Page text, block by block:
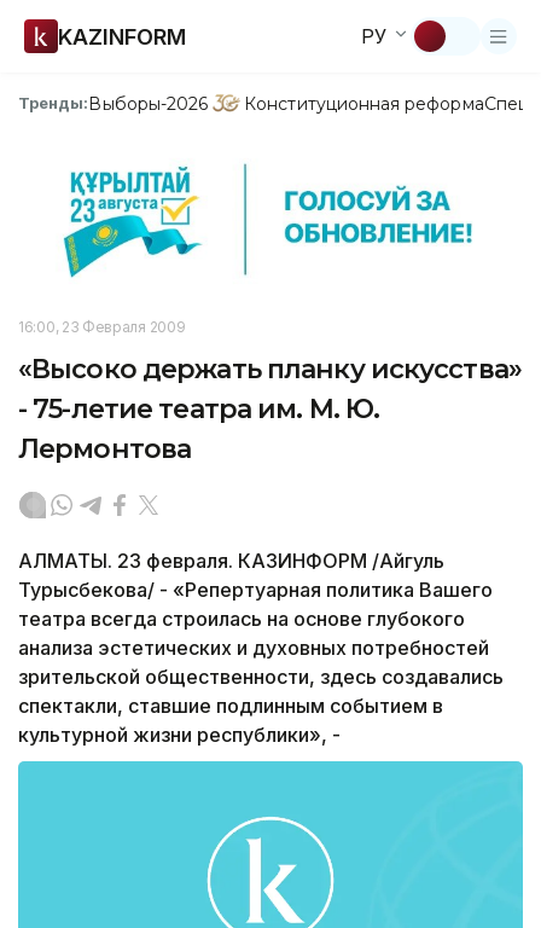
KAZINFORM РУ
Тренды:Выборы-2026 Конституционная реформа
16:00, 23 Февраля 2009
«Высоко держать планку искусства»
- 75-летие театра им. М. Ю.
Лермонтова
АЛМАТЫ. 23 февраля. КАЗИНФОРМ /Айгуль
Турысбекова/ - «Репертуарная политика Вашего
театра всегда строилась на основе глубокого
анализа эстетических и духовных потребностей
зрительской общественности, здесь создавались
спектакли, ставшие подлинным событием в
культурной жизни республики», -